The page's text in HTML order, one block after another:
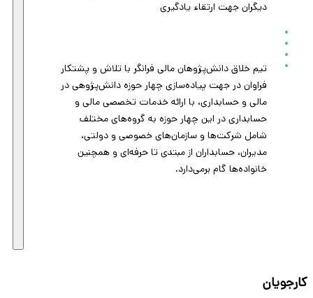
دیگران جهت ارتقاء یادگیری
تیم خلاق دانش‌پژوهان مالی فرانگر با تلاش و پشتکار
فراوان در جهت پیاده‌سازی چهار حوزه دانش‌پژوهی در
مالی و حسابداری، با ارائه خدمات تخصصی مالی و
حسابداری در این چهار حوزه به گروه‌های مختلف
شامل شرکت‌ها و سازمان‌های خصوصی و دولتی،
مدیران، حسابداران از مبتدی تا حرفه‌ای و همچنین
خانواده‌ها گام برمی‌دارد.
کارجویان